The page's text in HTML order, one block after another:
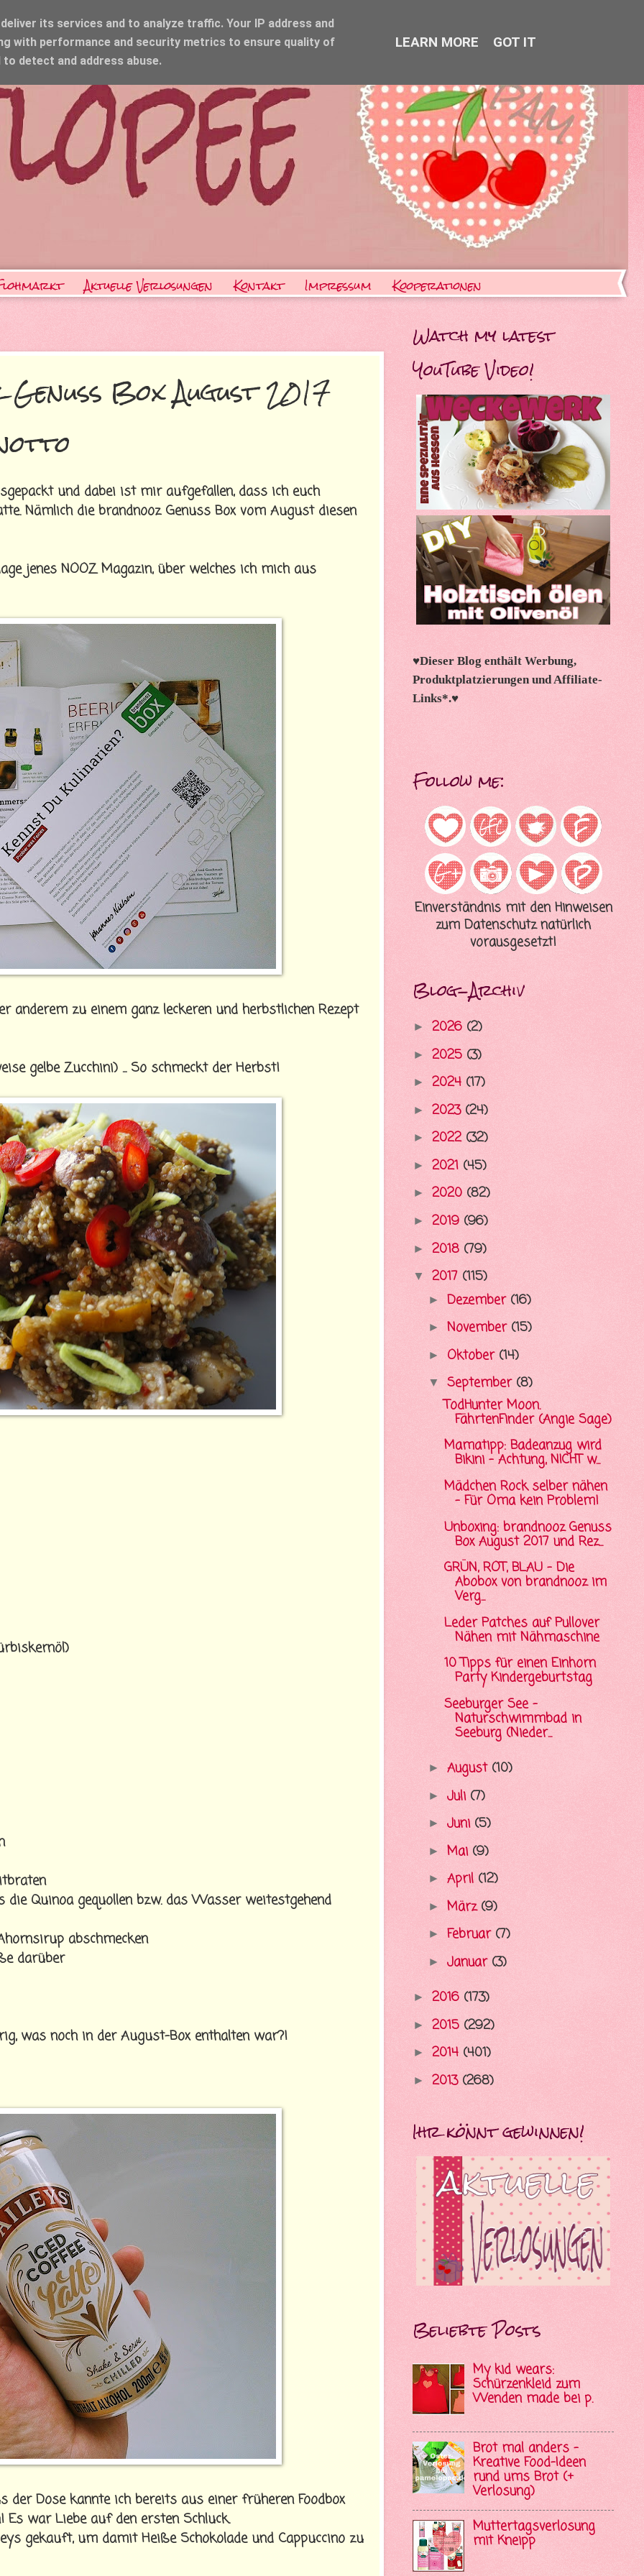
Aktuelle Verlosungen Kontakt Impressum Kooperationen
Box August 2017
und dabei ist mir aufgefallen, dass ich euch
Nämlich die brandnooz Genuss Box vom August diesen
jenes NOOZ Magazin, über welches ich mich aus
zu einem ganz leckeren und herbstlichen Rezept
gelbe Zucchini) ... So schmeckt der Herbst!
Quinoa gequollen bzw. das Wasser weitestgehend
abschmecken
darüber
was noch in der August-Box enthalten war?!
Dose kannte ich bereits aus einer früheren Foodbox
war Liebe auf den ersten Schluck.
gekauft, um damit Heiße Schokolade und Cappuccino zu
Watch my latest
YouTube Video!
♥Dieser Blog enthält Werbung,
Produktplatzierungen und Affiliate-
Links*.♥
Follow me:
Einverständnis mit den Hinweisen
zum Datenschutz natürlich
vorausgesetzt!
Blog-Archiv
► 2026 (2)
► 2025 (3)
► 2024 (17)
► 2023 (24)
► 2022 (32)
► 2021 (45)
► 2020 (82)
► 2019 (96)
► 2018 (79)
▼ 2017 (115)
► Dezember (16)
► November (15)
► Oktober (14)
▼ September (8)
TodHunter Moon.
FährtenFinder (Angie Sage)
Mamatipp: Badeanzug wird
Bikini - Achtung, NICHT w...
Mädchen Rock selber nähen
- Für Oma kein Problem!
Unboxing: brandnooz Genuss
Box August 2017 und Rez...
GRÜN, ROT, BLAU - Die
Abobox von brandnooz im
Verg...
Leder Patches auf Pullover
Nähen mit Nähmaschine
10 Tipps für einen Einhorn
Party Kindergeburtstag
Seeburger See -
Naturschwimmbad in
Seeburg (Nieder...
► August (10)
► Juli (7)
► Juni (5)
► Mai (9)
► April (12)
► März(9)
► Februar (7)
► Januar (3)
► 2016 (173)
► 2015 (292)
► 2014 (401)
► 2013 (268)
Ihr könnt gewinnen!
Beliebte Posts
My kid wears:
Schürzenkleid zum
Wenden made bei p.
Brot mal anders -
Kreative Food-Ideen
rund ums Brot (+
Verlosung)
Muttertagsverlosung
mit Kneipp
its services and to analyze traffic. Your IP address and
with performance and security metrics to ensure quality of
detect and address abuse.
LEARN MORE GOT IT